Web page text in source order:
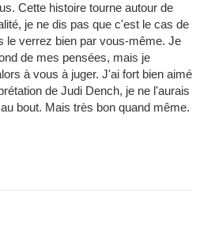
Cette histoire tourne autour de
je ne dis pas que c'est le cas de
le verrez bien par vous-même. Je
de mes pensées, mais je
à vous à juger. J'ai fort bien aimé
de Judi Dench, je ne l'aurais
bout. Mais très bon quand même.